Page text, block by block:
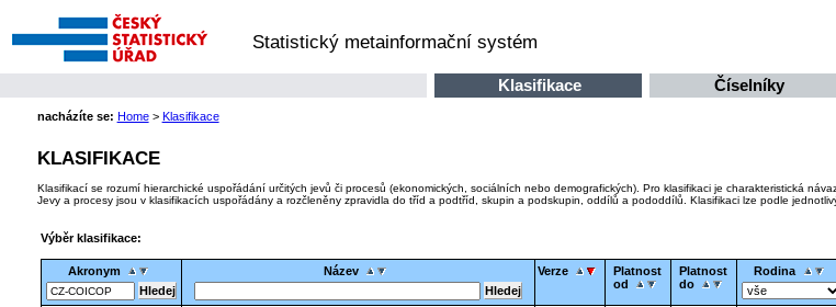
Statistický metainformační systém
Klasifikace Číselníky
nacházíte se: Home> Klasifikace
KLASIFIKACE
Klasifikací se rozumí hierarchické uspořádání určitých jevů či procesů (ekonomických, sociálních nebo demografických). Pro klasifikaci je charakteristická
Jevy a procesy jsou v klasifikacích uspořádány a rozčleněny zpravidla do tříd a podtříd, skupin a podskupin, oddílů a pododdílů. Klasifikaci lze podle
Výběr klasifikace:
Akronym Název Verze
Platnost
od
Platnost
do
Rodina